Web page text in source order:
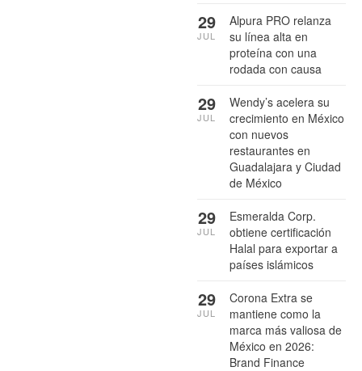
Alpura PRO relanza
su línea alta en
proteína con una
rodada con causa
29
JUL
Wendy’s acelera su
crecimiento en México
con nuevos
restaurantes en
Guadalajara y Ciudad
de México
29
JUL
Esmeralda Corp.
obtiene certificación
Halal para exportar a
países islámicos
29
JUL
Corona Extra se
mantiene como la
marca más valiosa de
México en 2026:
Brand Finance
29
JUL